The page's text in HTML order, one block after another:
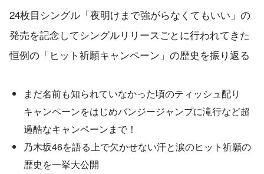
24枚目シングル「夜明けまで強がらなくてもいい」の
発売を記念してシングルリリースごとに行われてきた
恒例の「ヒット祈願キャンペーン」の歴史を振り返る
まだ名前も知られていなかった頃のティッシュ配り
キャンペーンをはじめバンジージャンプに滝行など超
過酷なキャンペーンまで！
乃木坂46を語る上で欠かせない汗と涙のヒット祈願の
歴史を一挙大公開